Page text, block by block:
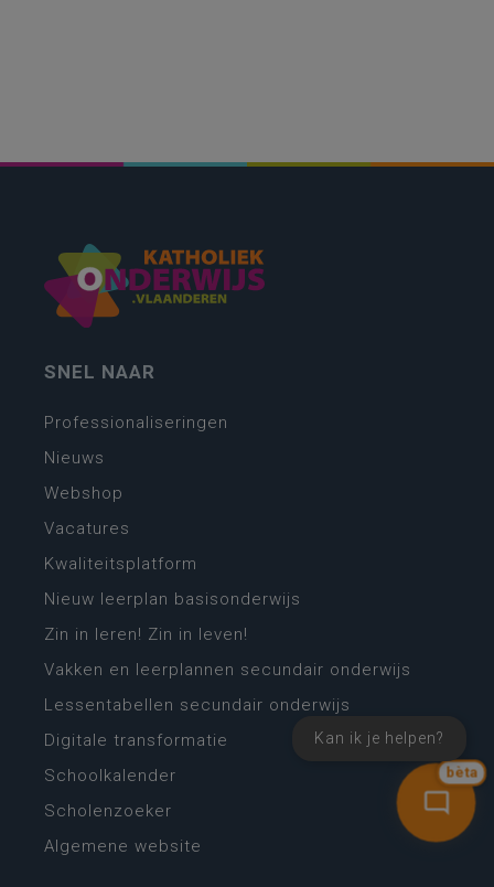
bèta
Kan ik je helpen?
SNEL NAAR
Professionaliseringen
Nieuws
Webshop
Vacatures
Kwaliteitsplatform
Nieuw leerplan basisonderwijs
Zin in leren! Zin in leven!
Vakken en leerplannen secundair onderwijs
Lessentabellen secundair onderwijs
Digitale transformatie
Schoolkalender
Scholenzoeker
Algemene website